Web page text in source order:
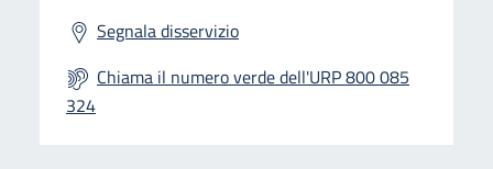
Segnala disservizio
Chiama il numero verde dell'URP 800 085
324